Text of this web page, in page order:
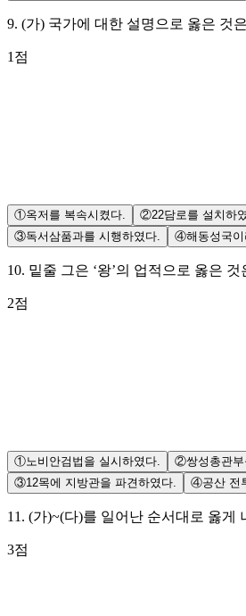
9. (가) 국가에 대한 설명으로 옳은 것
1 점
①옥저를 복속시켰다. ②22담로를 설치하
③독서삼품과를 시행하였다. ④해동성국
10. 밑줄 그은 ‘왕’의 업적으로 옳은 것
2점
①노비안검법을 실시하였다. ②쌍성총관
③12목에 지방관을 파견하였다. ④공산 전
11 . (가)~(다)를 일어난 순서대로 옳게
3점